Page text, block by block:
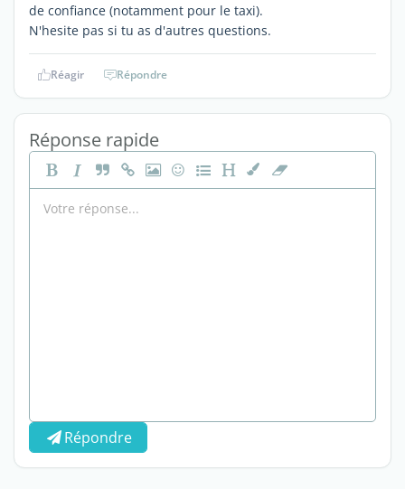
de confiance (notamment pour le taxi).
N'hesite pas si tu as d'autres questions.
Réagir Répondre
Réponse rapide
Répondre